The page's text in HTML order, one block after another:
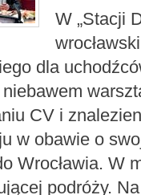
W „Stacji
dla
CV i
w obawie o
Wrocławia. W
podróży.